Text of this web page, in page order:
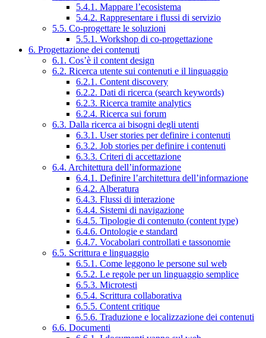
5.4.1. Mappare l’ecosistema
5.4.2. Rappresentare i flussi di servizio
5.5. Co-progettare le soluzioni
5.5.1. Workshop di co-progettazione
6. Progettazione dei contenuti
6.1. Cos’è il content design
6.2. Ricerca utente sui contenuti e il linguaggio
6.2.1. Content discovery
6.2.2. Dati di ricerca (search keywords)
6.2.3. Ricerca tramite analytics
6.2.4. Ricerca sui forum
6.3. Dalla ricerca ai bisogni degli utenti
6.3.1. User stories per definire i contenuti
6.3.2. Job stories per definire i contenuti
6.3.3. Criteri di accettazione
6.4. Architettura dell’informazione
6.4.1. Definire l’architettura dell’informazione
6.4.2. Alberatura
6.4.3. Flussi di interazione
6.4.4. Sistemi di navigazione
6.4.5. Tipologie di contenuto (content type)
6.4.6. Ontologie e standard
6.4.7. Vocabolari controllati e tassonomie
6.5. Scrittura e linguaggio
6.5.1. Come leggono le persone sul web
6.5.2. Le regole per un linguaggio semplice
6.5.3. Microtesti
6.5.4. Scrittura collaborativa
6.5.5. Content critique
6.5.6. Traduzione e localizzazione dei contenuti
6.6. Documenti